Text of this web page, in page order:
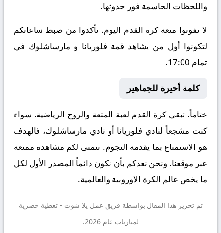
واللحظات الحاسمة فور حدوثها.
لا تفوتوا متعة كرة القدم اليوم. تأكدوا من ضبط ساعاتكم
لتكونوا أول من يشاهد قمة فلوريانا و مارساشلوك في
تمام 17:00.
كلمة أخيرة للجماهير
ختاماً، تبقى كرة القدم لعبة المتعة والروح الرياضية. سواء
كنت مشجعاً لنادي فلوريانا أو نادي مارساشلوك، فالهدف
هو الاستمتاع بما يقدمه النجوم. نتمنى لكم مشاهدة ممتعة
عبر موقعنا. ونحن نعدكم بأن نكون دائماً المصدر الأول لكل
ما يخص عالم الكرة الاوروبية والعالمية.
تم تحرير هذا المقال بواسطة فريق عمل يلا شوت - تغطية حصرية
لمباريات عام 2026.